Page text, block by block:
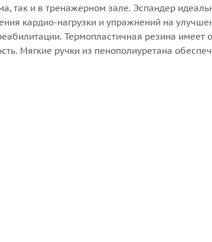
так и в тренажерном зале. Эспандер
кардио-нагрузки и упражнений на
Термопластичная резина имеет
Мягкие ручки из пенополиуретана